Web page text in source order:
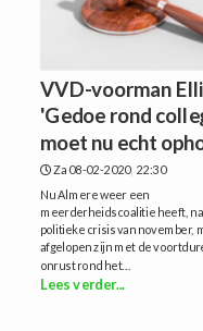
VVD-voorman
'Gedoe rond
moet nu echt
Za 08-02-2020, 22:30
Nu Almere weer een
meerderheidscoalitie heeft,
politieke crisis van november,
afgelopen zijn met de
onrust rond het...
Lees verder...